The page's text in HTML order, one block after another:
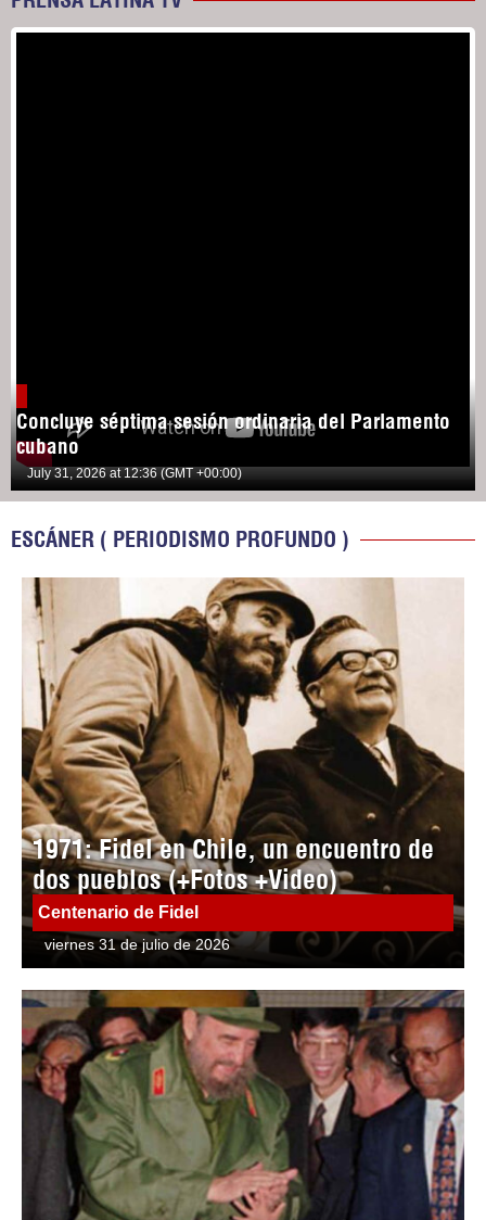
Concluye séptima sesión ordinaria del Parlamento
cubano
July 31, 2026 at 12:36 (GMT +00:00)
ESCÁNER ( PERIODISMO PROFUNDO )
1971: Fidel en Chile, un encuentro de
dos pueblos (+Fotos +Video)
Centenario de Fidel
viernes 31 de julio de 2026